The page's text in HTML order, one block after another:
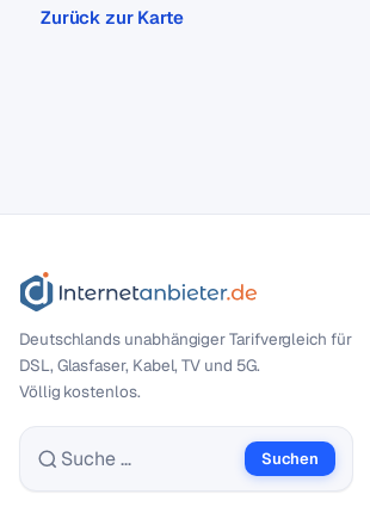
Zurück zur Karte
Deutschlands unabhängiger Tarif­vergleich für
DSL, Glasfaser, Kabel, TV und 5G.
Völlig kostenlos.
Suche nach:
Suchen